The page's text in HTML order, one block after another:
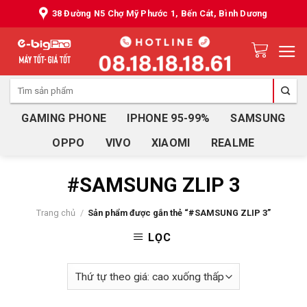
to
content
38 Đường N5 Chợ Mỹ Phước 1, Bến Cát, Bình Dương
GAMING PHONE IPHONE 95-99%
SAMSUNG
OPPO
VIVO XIAOMI REALME
#SAMSUNG ZLIP 3
Trang chủ / Sản phẩm được gắn thẻ “#SAMSUNG ZLIP 3”
LỌC